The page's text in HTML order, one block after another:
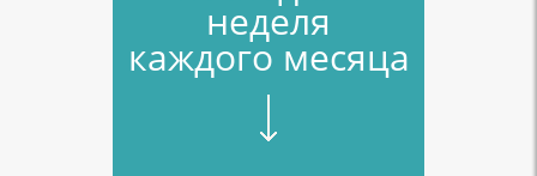
неделя
каждого месяца